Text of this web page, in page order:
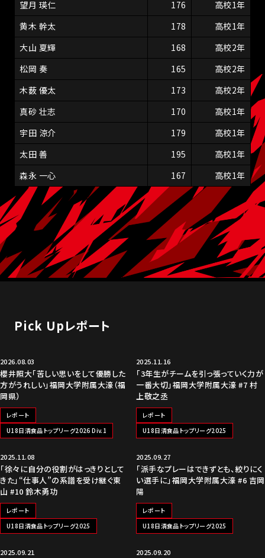
望月 瑛仁 176
高校1年
黄木 幹太
178
高校1年
大山 夏輝
168
高校2年
松岡 奏
165
高校2年
木薮 優太
173
高校2年
真砂 壮志
170
高校1年
宇田 涼介
179
高校1年
太田 善
195
高校1年
森永 一心
167 高校1年
Pick Upレポート
2026.08.03
櫻井照大「苦しい思いをして優勝した
方がうれしい」福岡大学附属大濠（福
岡県）
レポート
U18日清食品トップリーグ2026 Div.1
2025.11.16
「3年生がチームを引っ張っていく力が
一番大切」福岡大学附属大濠 #7 村
上敬之丞
レポート
U18日清食品トップリーグ2025
2025.11.08
「徐々に自分の役割がはっきりとして
きた」“仕事人”の系譜を受け継ぐ東
山 #10 鈴木勇功
レポート
U18日清食品トップリーグ2025
2025.09.27
「派手なプレーはできずとも、絞りにく
い選手に」福岡大学附属大濠 #6 吉岡
陽
レポート
U18日清食品トップリーグ2025
2025.09.21 2025.09.20